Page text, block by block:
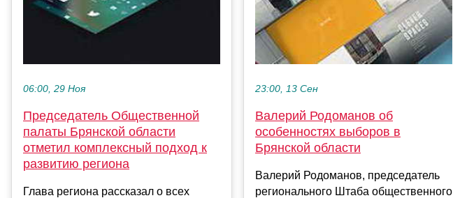
06:00, 29 Ноя
Председатель Общественной
палаты Брянской области
отметил комплексный подход к
развитию региона
Глава региона рассказал о всех
23:00, 13 Сен
Валерий Родоманов об
особенностях выборов в
Брянской области
Валерий Родоманов, председатель
регионального Штаба общественного